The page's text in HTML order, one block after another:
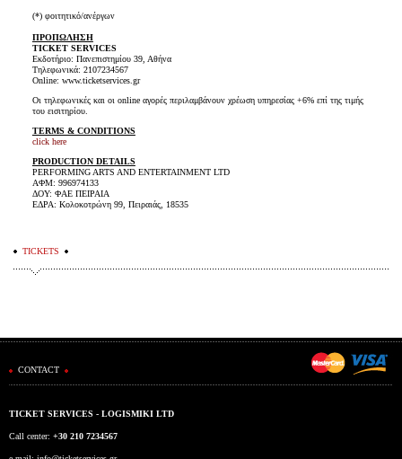
(*) φοιτητικό/ανέργων
ΠΡΟΠΩΛΗΣΗ
TICKET SERVICES
Εκδοτήριο: Πανεπιστημίου 39, Αθήνα
Τηλεφωνικά: 2107234567
Online: www.ticketservices.gr
Οι τηλεφωνικές και οι online αγορές περιλαμβάνουν χρέωση υπηρεσίας +6% επί της τιμής
του εισιτηρίου.
TERMS & CONDITIONS
click here
PRODUCTION DETAILS
PERFORMING ARTS AND ENTERTAINMENT LTD
ΑΦΜ: 996974133
ΔΟΥ: ΦΑΕ ΠΕΙΡΑΙΑ
ΕΔΡΑ: Κολοκοτρώνη 99, Πειραιάς, 18535
TICKETS
CONTACT
TICKET SERVICES - LOGISMIKI LTD
Call center: +30 210 7234567